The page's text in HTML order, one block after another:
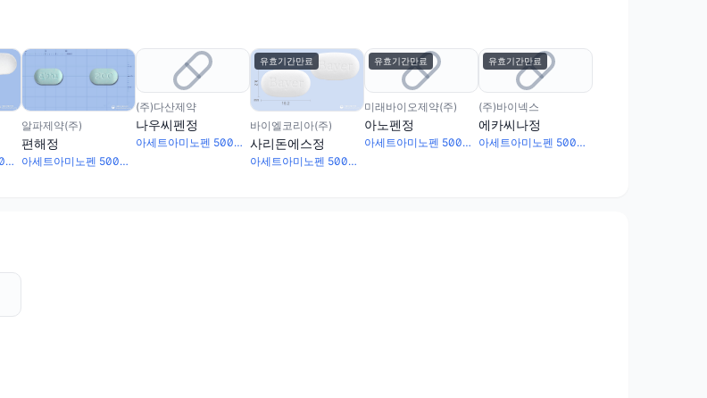
아세트아미노펜 500mg · 카페인무수물 65mg
알파제약(주)
편해정
아세트아미노펜 500mg · 카페인무수물 65mg
(주)다산제약
나우씨펜정
아세트아미노펜 500mg · 카페인무수물 20mg
유효기간만료
바이엘코리아(주)
사리돈에스정
아세트아미노펜 500mg · 카페인무수물 50mg
유효기간만료
미래바이오제약(주)
아노펜정
아세트아미노펜 500mg · 카페인무수물 65mg
유효기간만료
(주)바이넥스
에카씨나정
아세트아미노펜 500mg · 카페인무수물 50mg